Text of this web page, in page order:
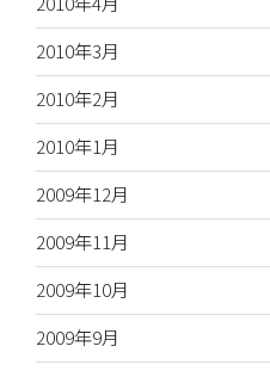
2010年3月
2010年2月
2010年1月
2009年12月
2009年11月
2009年10月
2009年9月